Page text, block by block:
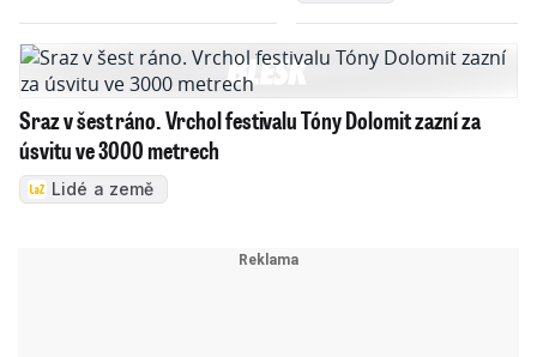
Sraz v šest ráno. Vrchol festivalu Tóny Dolomit zazní za
úsvitu ve 3000 metrech
Lidé a země